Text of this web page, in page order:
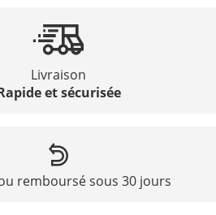
Livraison
et sécurisée
remboursé sous 30 jours